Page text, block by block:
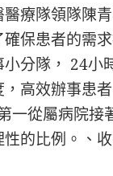
療隊領隊陳青
保患者的需
分隊， 24小
高效辦事患
一從屬病院接
的比例。、